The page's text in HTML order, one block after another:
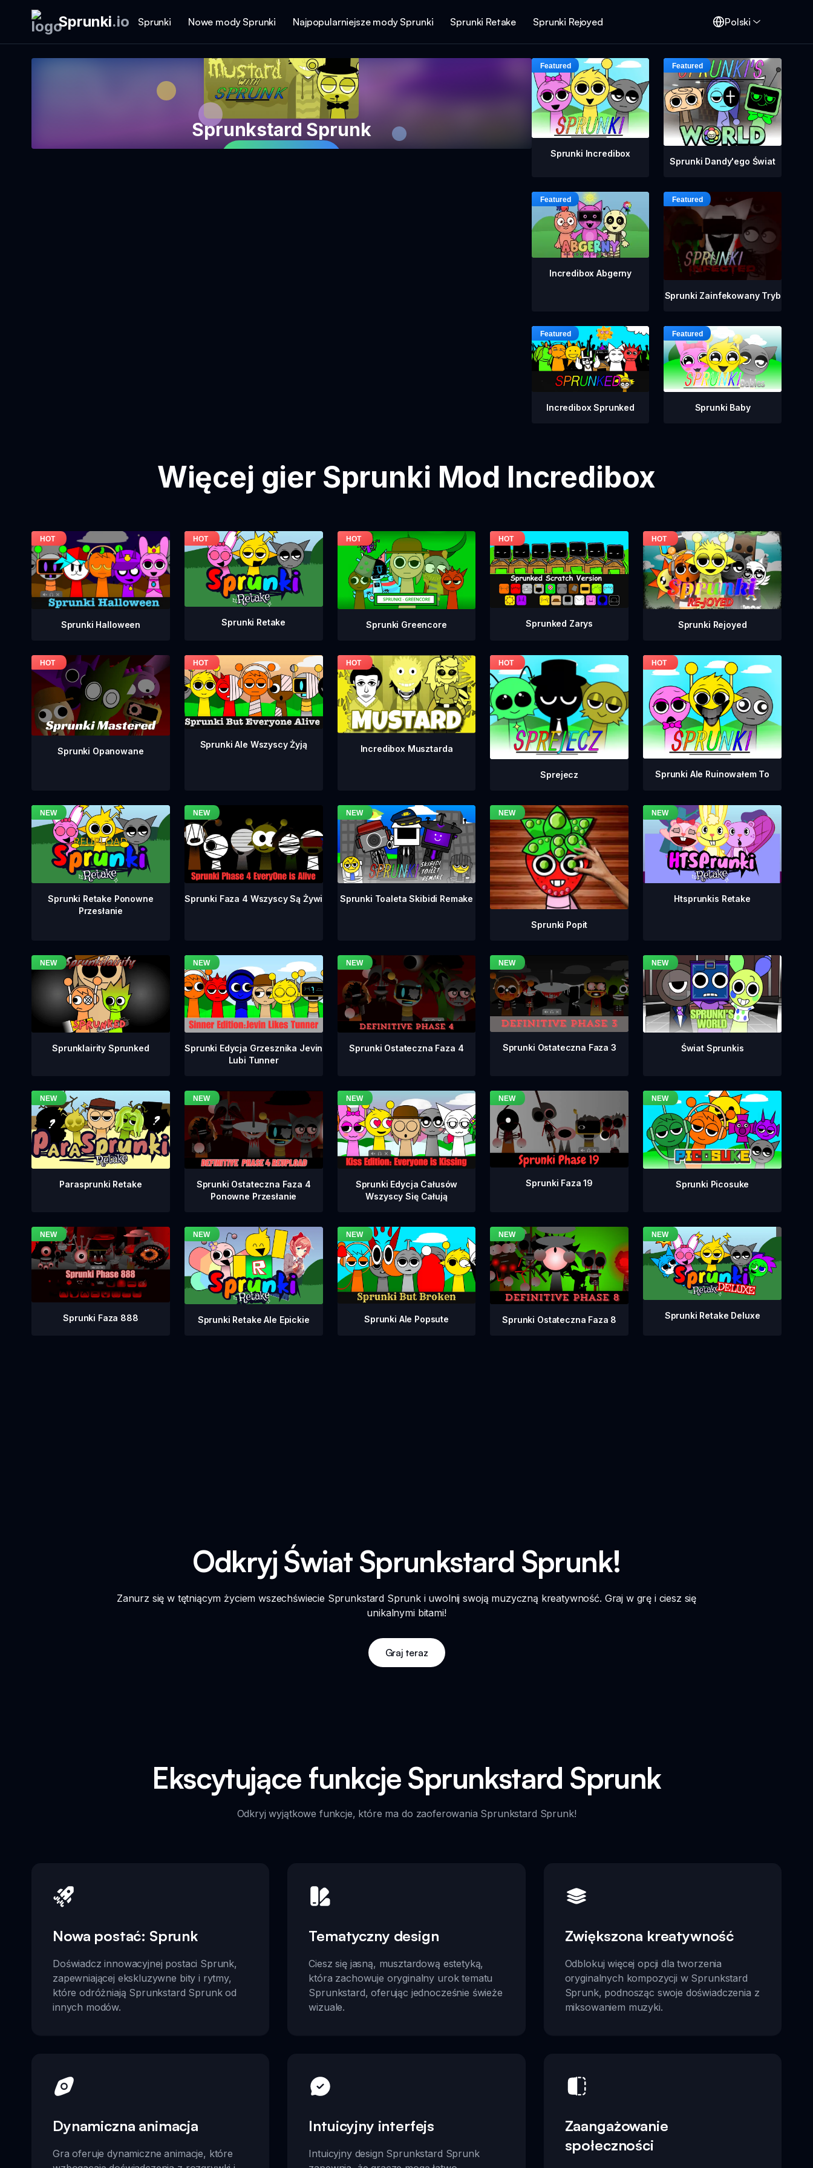
Sprunki.io Sprunki Nowe mody Sprunki Najpopularniejsze mody Sprunki Sprunki Retake Sprunki Rejoyed Polski
Sprunkstard Sprunk
Sprunki Incredibox
Sprunki Dandy'ego Świat
Incredibox Abgerny
Sprunki Zainfekowany Tryb
Incredibox Sprunked Sprunki Baby
Więcej gier Sprunki Mod Incredibox
Sprunki Halloween Sprunki Retake Sprunki Greencore Sprunked Zarys Sprunki Rejoyed
Sprunki Opanowane
Sprunki Ale Wszyscy Żyją Incredibox Musztarda
Sprejecz Sprunki Ale Ruinowałem To
Sprunki Retake Ponowne
Przesłanie
Sprunki Faza 4 Wszyscy Są Żywi Sprunki Toaleta Skibidi Remake
Sprunki Popit
Htsprunkis Retake
Sprunklairity Sprunked
Sprunki Edycja Grzesznika Jevin
Lubi Tunner
Sprunki Ostateczna Faza 4 Sprunki Ostateczna Faza 3 Świat Sprunkis
Parasprunki Retake
Sprunki Ostateczna Faza 4
Ponowne Przesłanie
Sprunki Edycja Całusów
Wszyscy Się Całują
Sprunki Faza 19 Sprunki Picosuke
Sprunki Faza 888 Sprunki Retake Ale Epickie Sprunki Ale Popsute Sprunki Ostateczna Faza 8 Sprunki Retake Deluxe
Odkryj Świat Sprunkstard Sprunk!
Zanurz się w tętniącym życiem wszechświecie Sprunkstard Sprunk i uwolnij swoją muzyczną kreatywność. Graj w grę i ciesz się
unikalnymi bitami!
Graj teraz
Ekscytujące funkcje Sprunkstard Sprunk
Odkryj wyjątkowe funkcje, które ma do zaoferowania Sprunkstard Sprunk!
Nowa postać: Sprunk
Doświadcz innowacyjnej postaci Sprunk,
zapewniającej ekskluzywne bity i rytmy,
które odróżniają Sprunkstard Sprunk od
innych modów.
Tematyczny design
Ciesz się jasną, musztardową estetyką,
która zachowuje oryginalny urok tematu
Sprunkstard, oferując jednocześnie świeże
wizuale.
Zwiększona kreatywność
Odblokuj więcej opcji dla tworzenia
oryginalnych kompozycji w Sprunkstard
Sprunk, podnosząc swoje doświadczenia z
miksowaniem muzyki.
Dynamiczna animacja
Gra oferuje dynamiczne animacje, które
Intuicyjny interfejs
Intuicyjny design Sprunkstard Sprunk
Zaangażowanie
społeczności